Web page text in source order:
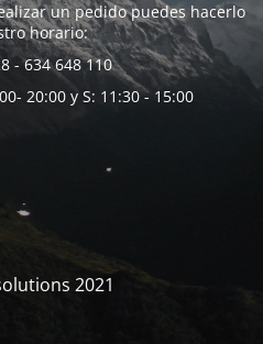
un pedido puedes hacerlo
horario:
- 634 648 110
20:00 y S: 11:30 - 15:00
2021